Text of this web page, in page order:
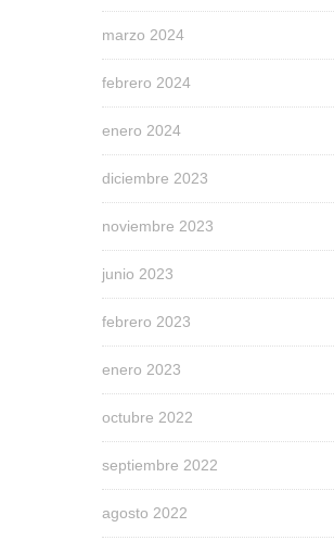
marzo 2024
febrero 2024
enero 2024
diciembre 2023
noviembre 2023
junio 2023
febrero 2023
enero 2023
octubre 2022
septiembre 2022
agosto 2022